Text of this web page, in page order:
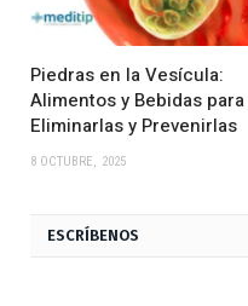
Piedras en la Vesícula:
Alimentos y Bebidas para
Eliminarlas y Prevenirlas
8 OCTUBRE, 2025
ESCRÍBENOS